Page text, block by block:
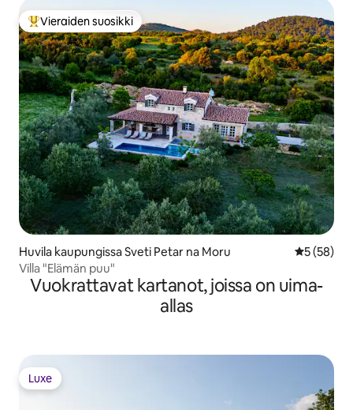
Vieraiden suosikkien parhaimmistoa
Vieraiden suosikki
Huvila kaupungissa Sveti Petar na Moru
5 (58)
Villa "Elämän puu"
Vuokrattavat kartanot, joissa on uima-
allas
Luxe
Luxe